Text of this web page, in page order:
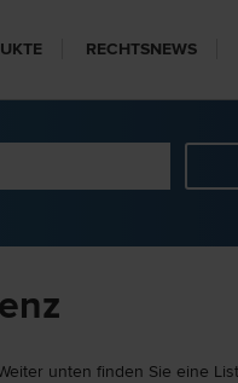
RECHTSNEWS
unten finden Sie eine